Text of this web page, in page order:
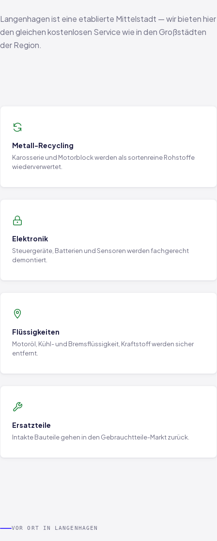
Langenhagen ist eine etablierte Mittelstadt — wir bieten hier
den gleichen kostenlosen Service wie in den Großstädten
der Region.
Metall-Recycling
Karosserie und Motorblock werden als sortenreine Rohstoffe
wiederverwertet.
Elektronik
Steuergeräte, Batterien und Sensoren werden fachgerecht
demontiert.
Flüssigkeiten
Motoröl, Kühl- und Bremsflüssigkeit, Kraftstoff werden sicher
entfernt.
Ersatzteile
Intakte Bauteile gehen in den Gebrauchtteile-Markt zurück.
VOR ORT IN LANGENHAGEN